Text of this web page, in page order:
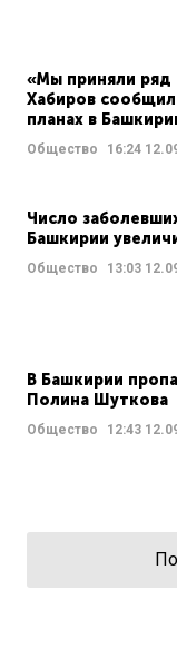
«Мы приняли ряд
Хабиров
планах в
Общество 16:24
Число
Башкирии
Общество 13:03
В Башкирии
Полина Шуткова
Общество 12:43